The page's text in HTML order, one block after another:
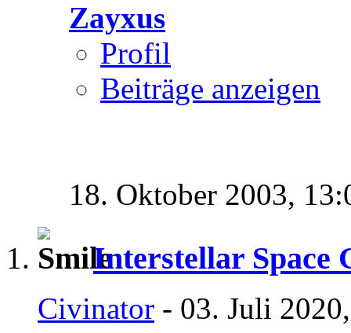
Zayxus
Profil
Beiträge anzeigen
18. Oktober 2003,
Interstellar Space
Civinator - 03. Juli